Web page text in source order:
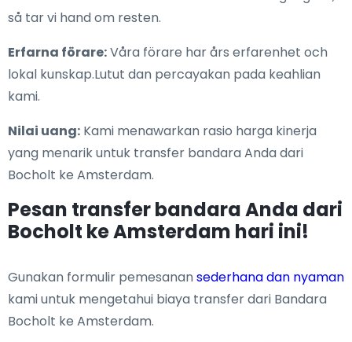
så tar vi hand om resten.
Erfarna förare:Våra förare har års erfarenhet och
lokal kunskap.Lutut dan percayakan pada keahlian
kami.
Nilai uang: Kami menawarkan rasio harga kinerja
yang menarik untuk transfer bandara Anda dari
Bocholt ke Amsterdam.
Pesan transfer bandara Anda dari
Bocholt ke Amsterdam hari ini!
Gunakan formulir pemesanansederhana dan nyaman
kami untuk mengetahui biaya transfer dari Bandara
Bocholt ke Amsterdam.